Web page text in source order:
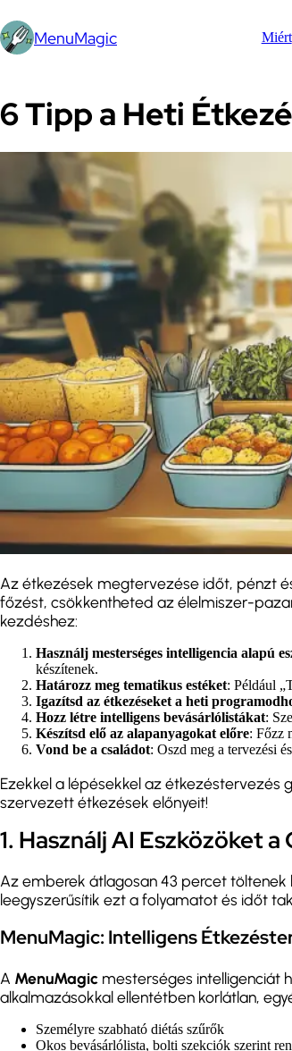
MenuMagic Miért
6 Tipp a Heti
Az étkezések megtervezése időt, pénzt
főzést, csökkentheted az élelmiszer-
kezdéshez:
Használj mesterséges intelligencia alapú
készítenek.
Határozz meg tematikus estéket: Például
Igazítsd az étkezéseket a heti
Hozz létre intelligens bevásárlólistákat:
Készítsd elő az alapanyagokat előre: Főzz
Vond be a családot: Oszd meg a tervezési
Ezekkel a lépésekkel az étkezéstervezés
szervezett étkezések előnyeit!
1. Használj AI Eszközöket
Az emberek átlagosan 43 percet
leegyszerűsítik ezt a folyamatot és időt
MenuMagic: Intelligens
A MenuMagic mesterséges intelligenciát
alkalmazásokkal ellentétben korlátlan,
Személyre szabható diétás szűrők
Okos bevásárlólista, bolti szekciók szerint